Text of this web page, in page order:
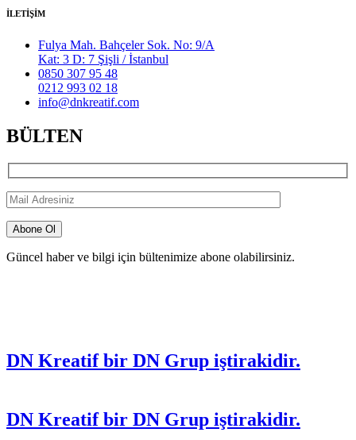
İLETİŞİM
Fulya Mah. Bahçeler Sok. No: 9/A
Kat: 3 D: 7 Şişli / İstanbul
0850 307 95 48
0212 993 02 18
info@dnkreatif.com
BÜLTEN
Güncel haber ve bilgi için bültenimize abone olabilirsiniz.
DN Kreatif bir DN Grup iştirakidir.
DN Kreatif bir DN Grup iştirakidir.